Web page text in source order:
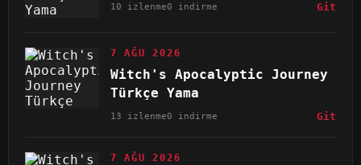
10 izlenme0 indirme Git
7 AĞU 2026
Witch's Apocalyptic Journey
Türkçe Yama
13 izlenme0 indirme Git
7 AĞU 2026